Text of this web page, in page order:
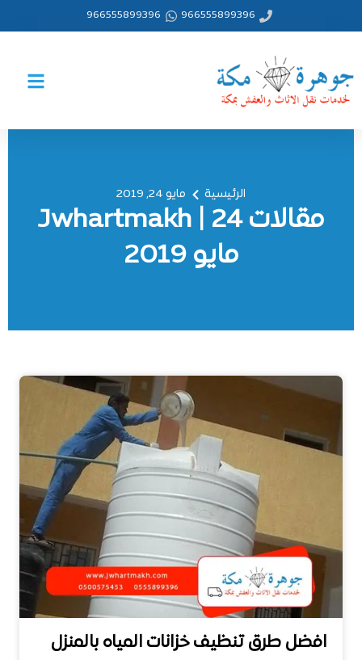
966555899396
966555899396
الرئيسية مايو 24, 2019
مقالات Jwhartmakh | 24
مايو 2019
افضل طرق تنظيف خزانات المياه بالمنزل